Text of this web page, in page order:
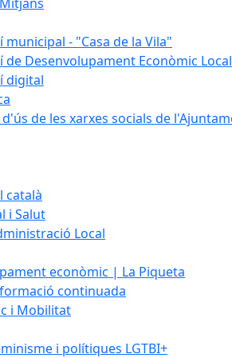
municipal - "Casa de la Vila"
de Desenvolupament Econòmic Local
digital
de les xarxes socials de
català
i Salut
Local
econòmic | La Piqueta
continuada
i Mobilitat
i polítiques LGTBI+